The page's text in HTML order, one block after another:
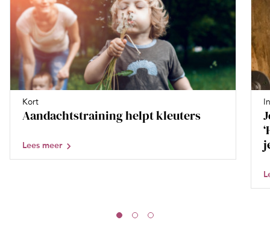
Kort
Aandachtstraining helpt kleuters
Lees meer